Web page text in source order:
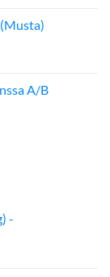
A/B
-